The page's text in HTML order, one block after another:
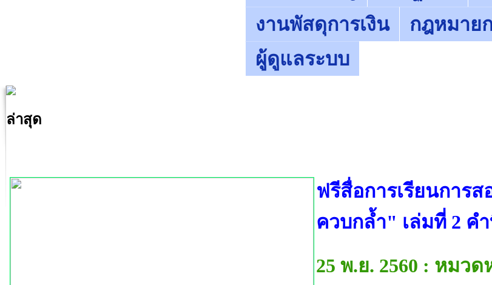
งานพัสดุการเงิน
กฎหมาย
ผู้ดูแลระบบ
ล่าสุด
ฟรีสื่อการเรียนการ
ควบกล้ำ" เล่มที่ 2 ค
25 พ.ย. 2560 : หมว